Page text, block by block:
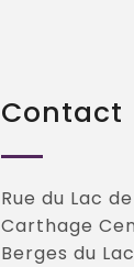
Contact
Rue du Lac
Carthage
Berges du Lac